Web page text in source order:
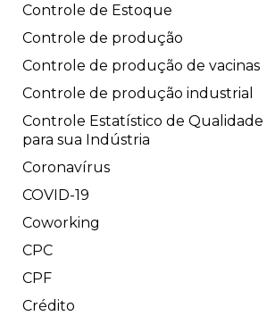
Controle de Estoque
Controle de produção
Controle de produção de vacinas
Controle de produção industrial
Controle Estatístico de Qualidade
para sua Indústria
Coronavírus
COVID-19
Coworking
CPC
CPF
Crédito